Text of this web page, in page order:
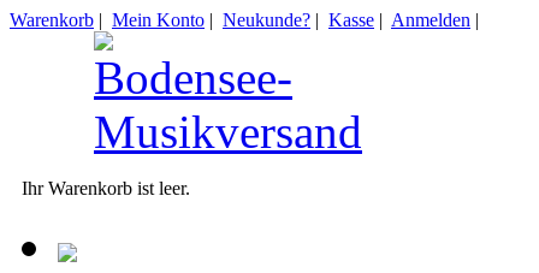
Warenkorb | Mein Konto | Neukunde? | Kasse | Anmelden |
Ihr Warenkorb ist leer.